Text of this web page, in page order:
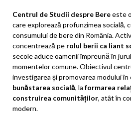
Centrul de Studii despre Bereeste
care explorează profunzimea socială,
consumului de bere din România.
concentrează pe rolul berii ca liant
secole aduce oamenii împreună în
momentelor comune. Obiectivul
investigarea și promovarea modului
bunăstarea socială, la formarea
construirea comunităților, atât în
modern.